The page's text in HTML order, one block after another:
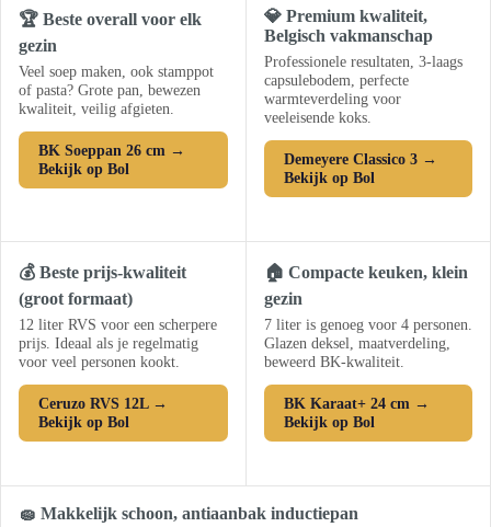
🏆 Beste overall voor elk
gezin
Veel soep maken, ook stamppot
of pasta? Grote pan, bewezen
kwaliteit, veilig afgieten.
BK Soeppan 26 cm →
Bekijk op Bol
💎 Premium kwaliteit,
Belgisch vakmanschap
Professionele resultaten, 3-laags
capsulebodem, perfecte
warmteverdeling voor
veeleisende koks.
Demeyere Classico 3 →
Bekijk op Bol
💰 Beste prijs-kwaliteit
(groot formaat)
12 liter RVS voor een scherpere
prijs. Ideaal als je regelmatig
voor veel personen kookt.
Ceruzo RVS 12L →
Bekijk op Bol
🏠 Compacte keuken, klein
gezin
7 liter is genoeg voor 4 personen.
Glazen deksel, maatverdeling,
beweerd BK-kwaliteit.
BK Karaat+ 24 cm →
Bekijk op Bol
🧽 Makkelijk schoon, antiaanbak inductiepan